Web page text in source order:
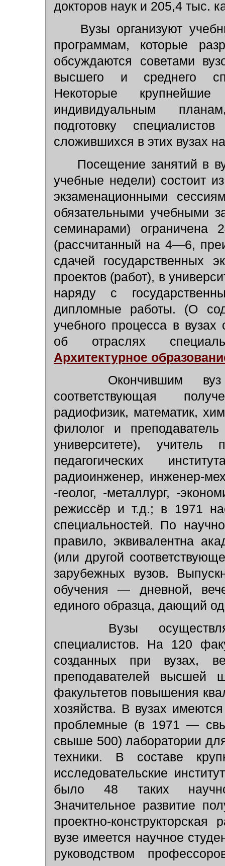
докторов наук и 205,4 тыс.
Вузы организуют
программам, которые
обсуждаются советами
высшего и среднего
Некоторые
индивидуальным
подготовку
сложившихся в этих вузах
Посещение занятий в
учебные недели) состоит
экзаменационными
обязательными учебными
семинарами)
(рассчитанный на 4—6,
сдачей государственных
проектов (работ), в
наряду с
дипломные работы. (О
учебного процесса в
об отраслях
Архитектурное
Окончившим вуз
соответствующая
радиофизик, математик,
филолог и
университете),
педагогических
радиоинженер, инженер-
-геолог, -металлург, -
режиссёр и т.д.; в 1971
специальностей. По
правило, эквивалентна
(или другой
зарубежных вузов.
обучения — дневной,
единого образца, дающий
Вузы
специалистов. На 120
созданных при вузах,
преподавателей высшей
факультетов повышения
хозяйства. В вузах
проблемные (в 1971 —
свыше 500) лаборатории
техники. В составе
исследовательские
было 48 таких научно-
Значительное развитие
проектно-
вузе имеется научное
руководством